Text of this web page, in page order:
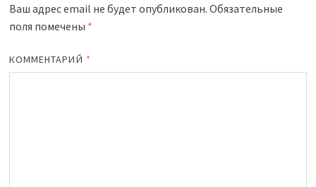
Ваш адрес email не будет опубликован. Обязательные
поля помечены *
КОММЕНТАРИЙ *